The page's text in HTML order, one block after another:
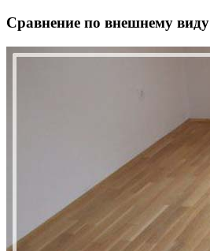
Сравнение по внешнему виду